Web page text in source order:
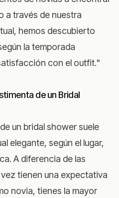
a través de nuestra
hemos descubierto
la temporada
con el outfit."
de un Bridal
un bridal shower suele
elegante, según el lugar,
A diferencia de las
tienen una expectativa
novia, tienes la mayor